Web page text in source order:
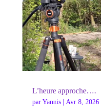
L’heure approche….
par Yannis| Avr 8, 2026|